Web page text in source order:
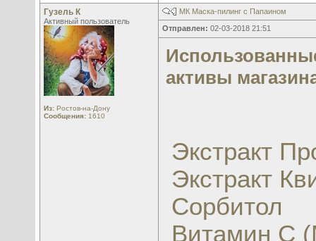
Гузель К
Активный пользователь
Из: Ростов-на-Дону
Сообщения: 1610
МК Маска-пилинг с Папаином
Отправлен: 02-03-2018 21:51
активы
Экстракт
Экстракт
Сорбитол
Витамин С